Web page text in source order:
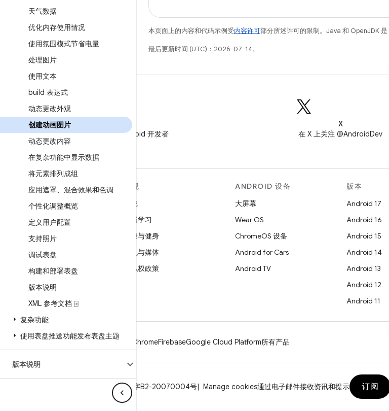
天气数据
优化内存使用情况
使用氛围模式节省电量
处理图片
使用文本
build 表达式
动态更改外观
创建动画图片
动态更改内容
在复杂功能中显示数据
将元素排列成组
应用遮罩、混合效果和色调
个性化调整概览
定义用户配置
支持照片
调试表盘
构建和部署表盘
版本说明
XML 参考文档 ⍈
复杂功能
使用表盘推送功能发布表盘主题
版本说明
本页面上的内容和代码示例受内容许可部分所述许可的限制。Java 和 OpenJDK
最后更新时间 (UTC)：2026-07-14。
在微信中关注 Android 开发者
X
在 X 上关注 @AndroidDev
关于 ANDROID
Android
适用于企业的 Android
源代码
发现
游戏
机器学习
健康与健身
相机与媒体
隐私权政策
ANDROID 设备
大屏幕
Wear OS
ChromeOS 设备
Android for Cars
Android TV
版本
Android 17
Android 16
Android 15
Android 14
Android 13
Android 12
Android 11
Android ChromeFirebaseGoogle Cloud Platform所有产品
ICP证合字B2-20070004号 Manage cookies通过电子邮件接收资讯和提示 订阅